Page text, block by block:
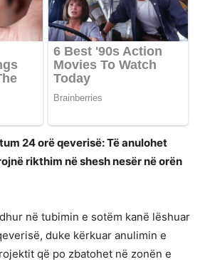
24 orë qeverisë: Të anulohet
rikthim në shesh nesër në orën
në tubimin e sotëm kanë lëshuar
duke kërkuar anulimin e
që po zbatohet në zonën e